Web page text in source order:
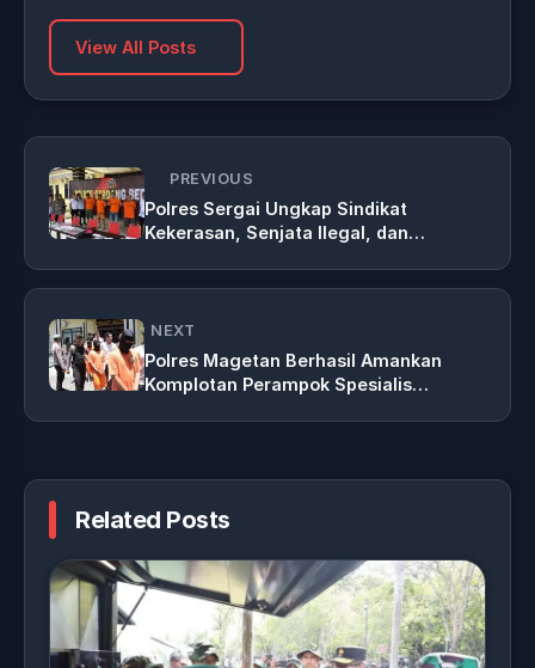
View All Posts
PREVIOUS
Polres Sergai Ungkap Sindikat
Kekerasan, Senjata Ilegal, dan
NEXT
Polres Magetan Berhasil Amankan
Komplotan Perampok Spesialis
Related Posts